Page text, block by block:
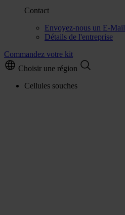
Contact
Envoyez-nous un E-Mail
Détails de l'entreprise
Commandez votre kit
Choisir une région
Cellules souches